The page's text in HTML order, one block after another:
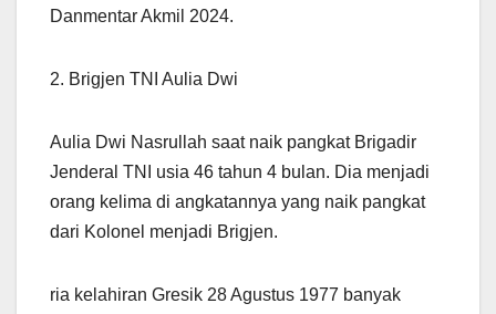
Danmentar Akmil 2024.
2. Brigjen TNI Aulia Dwi
Aulia Dwi Nasrullah saat naik pangkat Brigadir
Jenderal TNI usia 46 tahun 4 bulan. Dia menjadi
orang kelima di angkatannya yang naik pangkat
dari Kolonel menjadi Brigjen.
ria kelahiran Gresik 28 Agustus 1977 banyak